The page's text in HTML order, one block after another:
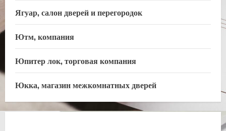
Ягуар, салон дверей и перегородок
Ютм, компания
Юпитер лок, торговая компания
Юкка, магазин межкомнатных дверей